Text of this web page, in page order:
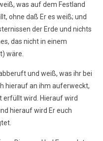
was auf dem Festland
ohne daß Er es weiß; und
der Erde und nichts
das nicht in einem
wäre.
und weiß, was ihr bei
hierauf an ihm auferweckt,
wird. Hierauf wird
hierauf wird Er euch